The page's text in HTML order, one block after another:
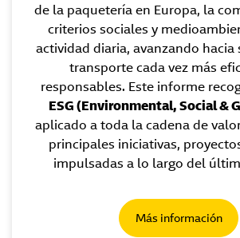
de la paquetería en Europa, la
criterios sociales y
actividad diaria, avanzando hacia
transporte cada vez más
responsables. Este informe
ESG (Environmental, Social &
aplicado a toda la cadena de
principales iniciativas,
impulsadas a lo largo del
Más información